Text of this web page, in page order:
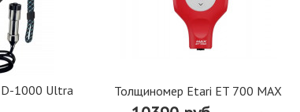
1000 Ultra
Толщиномер Etari ET 700 MAX